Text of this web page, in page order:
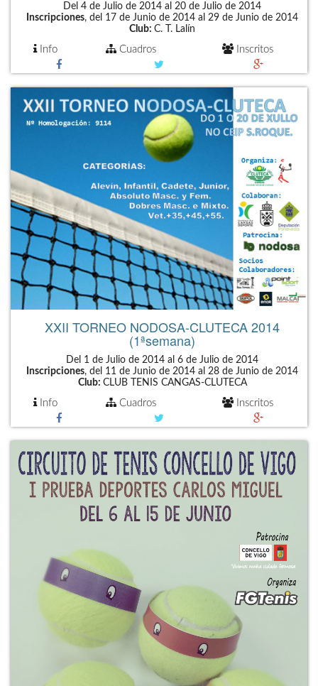
Del 4 de Julio de 2014 al 20 de Julio de 2014
Inscripciones, del 17 de Junio de 2014 al 29 de Junio de 2014
Club:C. T. Lalín
Info Cuadros Inscritos
XXII TORNEO NODOSA-CLUTECA 2014
(1ªsemana)
Del 1 de Julio de 2014 al 6 de Julio de 2014
Inscripciones, del 11 de Junio de 2014 al 28 de Junio de 2014
Club: CLUB TENIS CANGAS-CLUTECA
Info Cuadros Inscritos